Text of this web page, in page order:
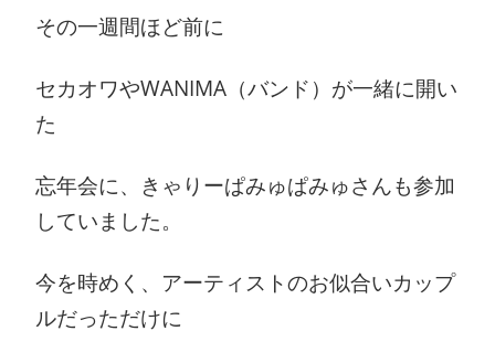
その一週間ほど前に
セカオワやWANIMA（バンド）が一緒に開い
た
忘年会に、きゃりーぱみゅぱみゅさんも参加
していました。
今を時めく、アーティストのお似合いカップ
ルだっただけに